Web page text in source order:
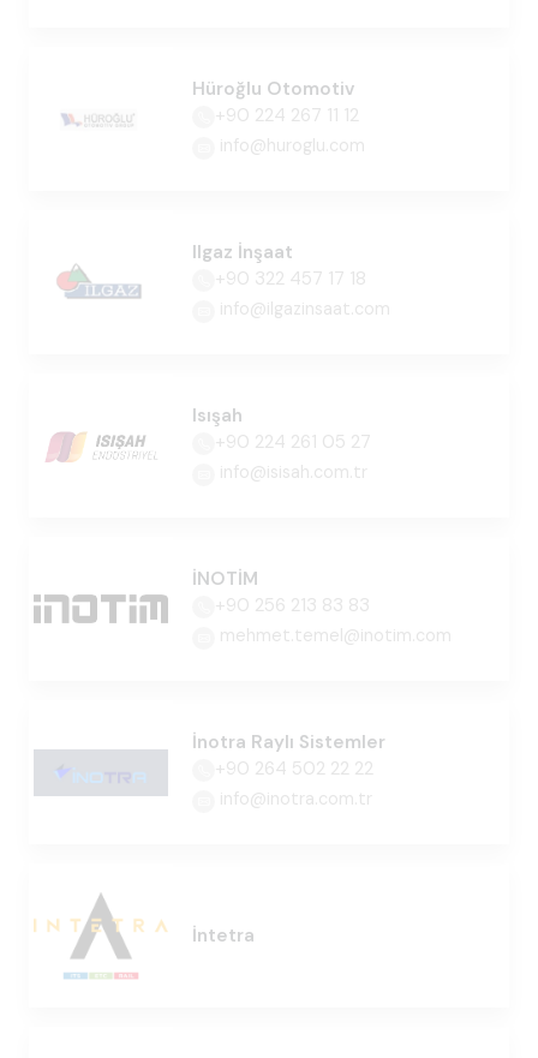
Hüroğlu Otomotiv
+90 224 267 11 12
info@huroglu.com
Ilgaz İnşaat
+90 322 457 17 18
info@ilgazinsaat.com
Isışah
+90 224 261 05 27
info@isisah.com.tr
İNOTİM
+90 256 213 83 83
mehmet.temel@inotim.com
İnotra Raylı Sistemler
+90 264 502 22 22
info@inotra.com.tr
İntetra